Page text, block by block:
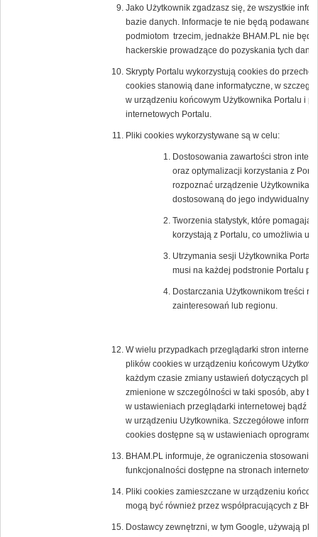
Jako Użytkownik zgadzasz się, że wszystkie
bazie danych. Informacje te nie będą podawane
podmiotom trzecim, jednakże BHAM.PL nie
hackerskie prowadzące do pozyskania tych
Skrypty Portalu wykorzystują cookies do
cookies stanowią dane informatyczne, w
w urządzeniu końcowym Użytkownika Portalu i
internetowych Portalu.
Pliki cookies wykorzystywane są w celu:
Dostosowania zawartości stron
oraz optymalizacji korzystania z
rozpoznać urządzenie Użytkownika
dostosowaną do jego
Tworzenia statystyk, które pomagają
korzystają z Portalu, co umożliwia
Utrzymania sesji Użytkownika
musi na każdej podstronie Portalu
Dostarczania Użytkownikom treści
zainteresowań lub regionu.
W wielu przypadkach przeglądarki stron
plików cookies w urządzeniu końcowym
każdym czasie zmiany ustawień dotyczących
zmienione w szczególności w taki sposób, aby
w ustawieniach przeglądarki internetowej bądź
w urządzeniu Użytkownika. Szczegółowe
cookies dostępne są w ustawieniach
BHAM.PL informuje, że ograniczenia stosowania
funkcjonalności dostępne na stronach
Pliki cookies zamieszczane w urządzeniu
mogą być również przez współpracujących z
Dostawcy zewnętrzni, w tym Google, używają